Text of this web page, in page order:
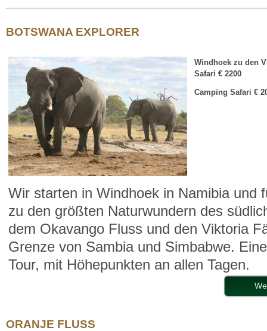
BOTSWANA EXPLORER
Windhoek zu den
Safari € 2200
Camping Safari €
Wir starten in Windhoek in Namibia und
zu den größten Naturwundern des
dem Okavango Fluss und den Viktoria
Grenze von Sambia und Simbabwe.
Tour, mit Höhepunkten an allen Tagen.
ORANJE FLUSS